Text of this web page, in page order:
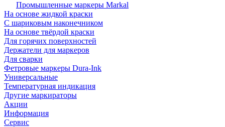
Промышленные маркеры Markal
На основе жидкой краски
С шариковым наконечником
На основе твёрдой краски
Для горячих поверхностей
Держатели для маркеров
Для сварки
Фетровые маркеры Dura-Ink
Универсальные
Температурная индикация
Другие маркираторы
Акции
Информация
Сервис